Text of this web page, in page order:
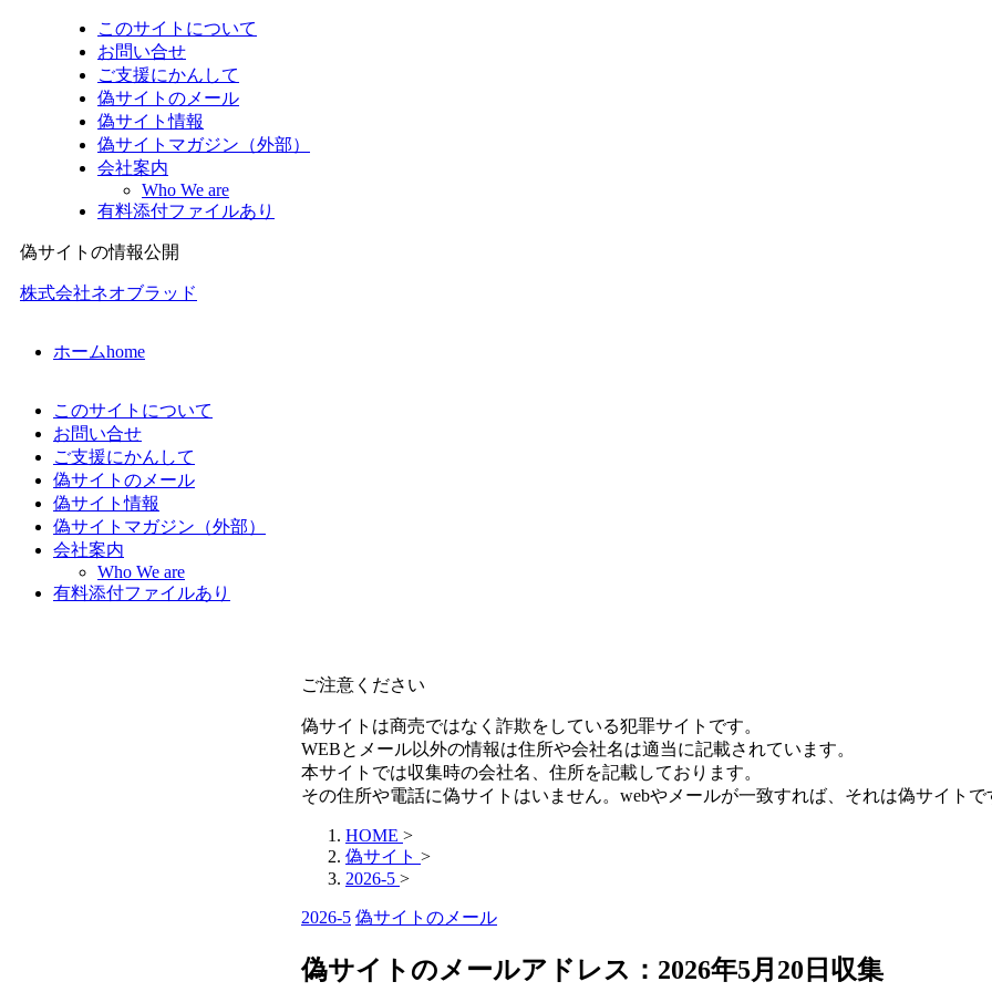
このサイトについて
お問い合せ
ご支援にかんして
偽サイトのメール
偽サイト情報
偽サイトマガジン（外部）
会社案内
Who We are
有料添付ファイルあり
偽サイトの情報公開
株式会社ネオブラッド
ホームhome
このサイトについて
お問い合せ
ご支援にかんして
偽サイトのメール
偽サイト情報
偽サイトマガジン（外部）
会社案内
Who We are
有料添付ファイルあり
ご注意ください
偽サイトは商売ではなく詐欺をしている犯罪サイトです。
WEBとメール以外の情報は住所や会社名は適当に記載されています。
本サイトでは収集時の会社名、住所を記載しております。
その住所や電話に偽サイトはいません。webやメールが一致すれば、それは偽サイトで
HOME >
偽サイト >
2026-5 >
2026-5 偽サイトのメール
偽サイトのメールアドレス：2026年5月20日収集